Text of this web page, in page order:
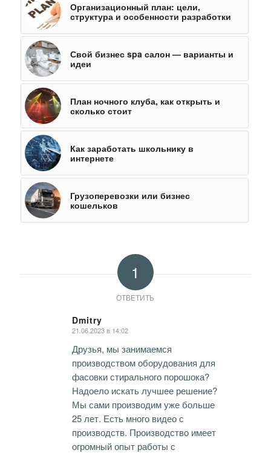
Организационный план: цели,
структура и особенности разработки
Свой бизнес spa салон — варианты и
идеи
План ночного клуба, как открыть и
сколько стоит
Как заработать школьнику в
интернете
Грузоперевозки или бизнес
кошельков
1
ОТВЕТИТЬ
Dmitry
говорит:
21.06.2023 в 14:02
Друзья, мы занимаемся
производством оборудования для
фасовки стирального порошока?
Надоело искать лучшее решение?
Мы сами производим уже больше
25 лет. Есть много видео с
производств. Производство имеет
огромный опыт работы с